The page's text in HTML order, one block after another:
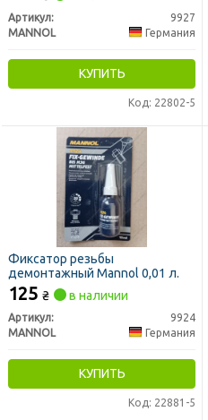
Артикул:
9927
MANNOL
Германия
КУПИТЬ
Код: 22802-5
Фиксатор резьбы
демонтажный Mannol 0,01 л.
125 ₴ в наличии
Артикул:
9924
MANNOL
Германия
КУПИТЬ
Код: 22881-5